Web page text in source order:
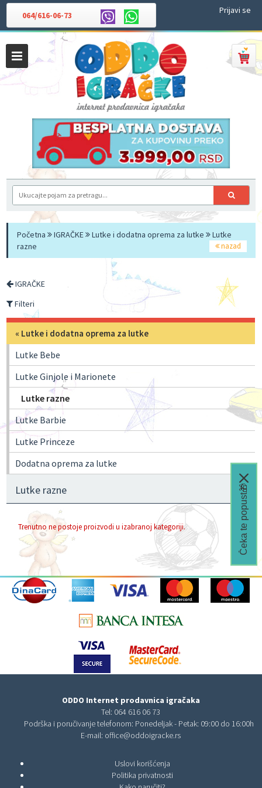
064/616-06-73 Prijavi se
Početna IGRAČKE Lutke i dodatna oprema za lutke
Lutke
razne
nazad
IGRAČKE
Filteri
« Lutke i dodatna oprema za lutke
Lutke Bebe
Lutke Ginjole i Marionete
Lutke razne
Lutke Barbie
Lutke Princeze
Dodatna oprema za lutke
Lutke razne
Trenutno ne postoje proizvodi u izabranoj kategoriji.
ODDO Internet prodavnica igračaka
Tel: 064 616 06 73
Podrška i poručivanje telefonom: Ponedeljak - Petak: 09:00 do 16:00h
E-mail: office@oddoigracke.rs
Uslovi korišćenja
Politika privatnosti
Čeka te popust🎁